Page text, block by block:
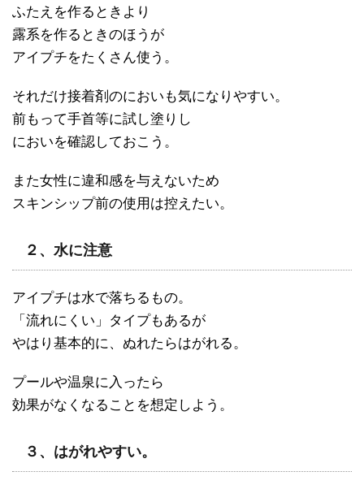
ふたえを作るときより
露系を作るときのほうが
アイプチをたくさん使う。
それだけ接着剤のにおいも気になりやすい。
前もって手首等に試し塗りし
においを確認しておこう。
また女性に違和感を与えないため
スキンシップ前の使用は控えたい。
２、水に注意
アイプチは水で落ちるもの。
「流れにくい」タイプもあるが
やはり基本的に、ぬれたらはがれる。
プールや温泉に入ったら
効果がなくなることを想定しよう。
３、はがれやすい。